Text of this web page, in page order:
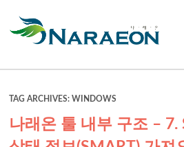
TAG ARCHIVES:WINDOWS
나래온 툴 내부 구조 – 7.